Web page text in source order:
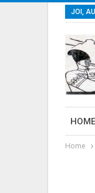
JOI,
HOME
Home